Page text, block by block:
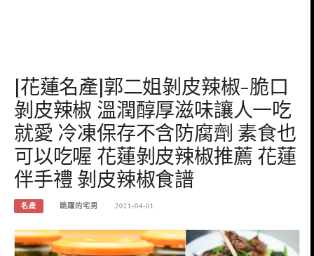
[花蓮名產]郭二姐剝皮辣椒-脆口
剝皮辣椒 溫潤醇厚滋味讓人一吃
就愛 冷凍保存不含防腐劑 素食也
可以吃喔 花蓮剝皮辣椒推薦 花蓮
伴手禮 剝皮辣椒食譜
名產 跳躍的宅男 2021-04-01